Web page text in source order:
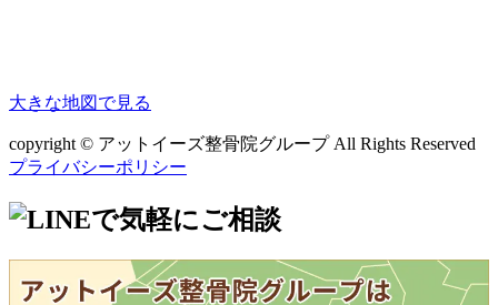
大きな地図で見る
copyright © アットイーズ整骨院グループ All Rights Reserved
プライバシーポリシー